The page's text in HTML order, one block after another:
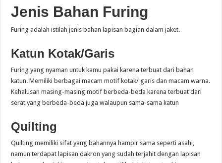
Jenis Bahan Furing
Furing adalah istilah jenis bahan lapisan bagian dalam jaket.
Katun Kotak/Garis
Furing yang nyaman untuk kamu pakai karena terbuat dari bahan
katun. Memiliki berbagai macam motif kotak/ garis dan macam warna.
Kehalusan masing-masing motif berbeda-beda karena terbuat dari
serat yang berbeda-beda juga walaupun sama-sama katun
Quilting
Quilting memiliki sifat yang bahannya hampir sama seperti asahi,
namun terdapat lapisan dakron yang sudah terjahit dengan lapisan